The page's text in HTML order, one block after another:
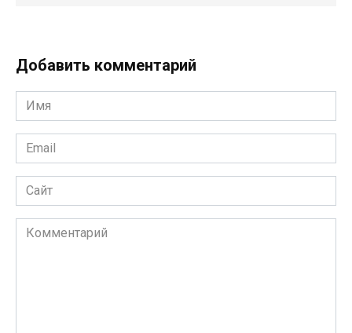
Добавить комментарий
Имя
*
Email
*
Сайт
Комментарий